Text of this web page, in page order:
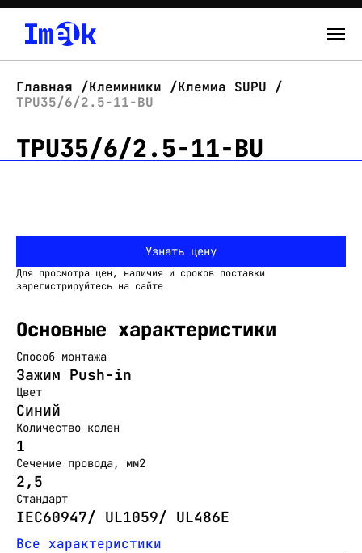
Новости
Контакты
Вход
Главная Клеммники
Клемма SUPU
TPU35/6/2.5-11-BU
TPU35/6/2.5-11-BU
Узнать цену
Для просмотра цен, наличия и сроков поставки
зарегистрируйтесь на сайте
Основные характеристики
Способ монтажа
Зажим Push-in
Цвет
Синий
Количество колен
1
Сечение провода, мм2
2,5
Стандарт
IEC60947/ UL1059/ UL486E
Все характеристики